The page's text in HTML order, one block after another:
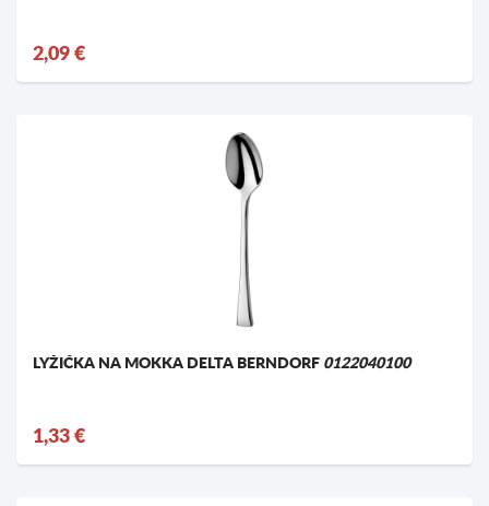
2,09 €
LYŽIČKA NA MOKKA DELTA BERNDORF 0122040100
1,33 €